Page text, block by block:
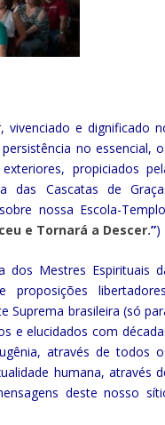
vivenciado e dignificado
no essencial,
propiciados
das Cascatas de
nossa Escola-
e Tornará a Descer.”)
dos Mestres Espirituais
Suprema brasileira (só
e elucidados com
através de todos
humana, através
deste nosso